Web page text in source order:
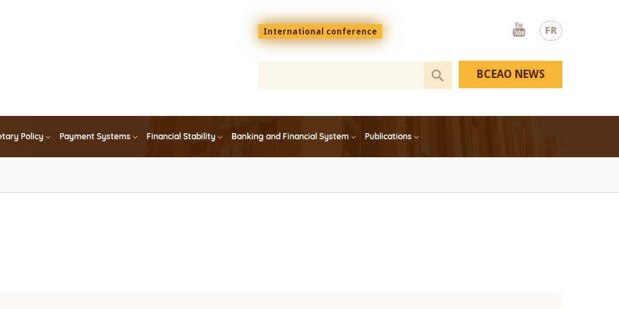
FR
Menu
top
En
International conference
Youtube
Policy Payment Systems Financial Stability Banking and Financial System Publications
BCEAO NEWS